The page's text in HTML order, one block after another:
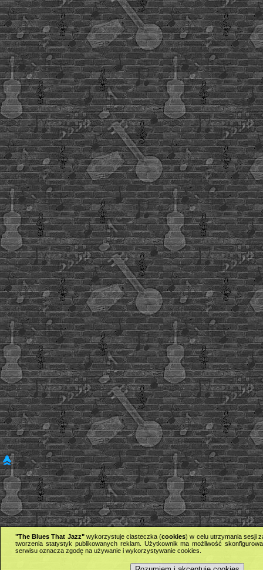
"The Blues That Jazz"wykorzystuje ciasteczka (cookies) w celu utrzymania sesji
tworzenia statystyk publikowanych reklam. Użytkownik ma możliwość
serwisu oznacza zgodę na używanie i wykorzystywanie cookies.